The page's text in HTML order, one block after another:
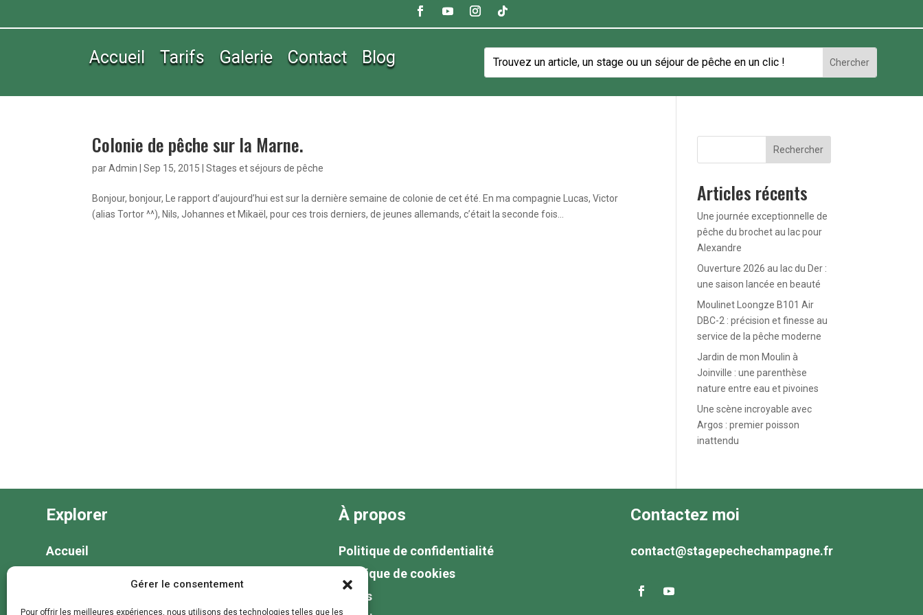
Gérer le consentement
Pour offrir les meilleures expériences, nous utilisons des technologies telles que les
Accueil Tarifs Galerie Contact Blog
Colonie de pêche sur la Marne.
parAdmin |Sep 15, 2015 |Stages et séjours de pêche
Bonjour, bonjour, Le rapport d’aujourd’hui est sur la dernière semaine de colonie de cet été. En ma compagnie Lucas, Victor
(alias Tortor ^^), Nils, Johannes et Mikaël, pour ces trois derniers, de jeunes allemands, c’était la seconde fois...
Rechercher
Articles récents
Une journée exceptionnelle de
pêche du brochet au lac pour
Alexandre
Ouverture 2026 au lac du Der :
une saison lancée en beauté
Moulinet Loongze B101 Air
DBC-2 : précision et finesse au
service de la pêche moderne
Jardin de mon Moulin à
Joinville : une parenthèse
nature entre eau et pivoines
Une scène incroyable avec
Argos : premier poisson
inattendu
Explorer
Accueil
À propos
Politique de confidentialité
Politique de cookies
Tarifs
Contactez moi
contact@stagepechechampagne.fr